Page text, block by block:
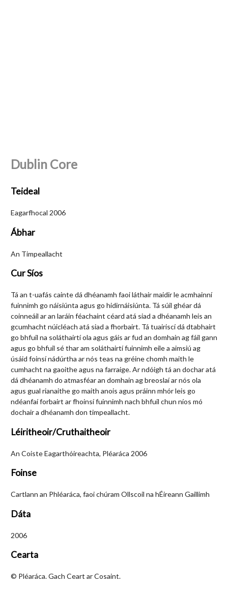
Dublin Core
Teideal
Eagarfhocal 2006
Ábhar
An Timpeallacht
Cur Síos
Tá an t-uafás cainte dá dhéanamh faoi láthair maidir le acmhainní
fuinnimh go náisiúnta agus go hidirnáisiúnta. Tá súil ghéar dá
coinneáil ar an laráin féachaint céard atá siad a dhéanamh leis an
gcumhacht núicléach atá siad a fhorbairt. Tá tuairiscí dá dtabhairt
go bhfuil na soláthairtí ola agus gáis ar fud an domhain ag fáil gann
agus go bhfuil sé thar am soláthairtí fuinnimh eile a aimsiú ag
úsáid foinsí nádúrtha ar nós teas na gréine chomh maith le
cumhacht na gaoithe agus na farraige. Ar ndóigh tá an dochar atá
dá dhéanamh do atmasféar an domhain ag breoslaí ar nós ola
agus gual rianaithe go maith anois agus práinn mhór leis go
ndéanfaí forbairt ar fhoinsí fuinnimh nach bhfuil chun níos mó
dochair a dhéanamh don timpeallacht.
Léiritheoir/Cruthaitheoir
An Coiste Eagarthóireachta, Pléaráca 2006
Foinse
Cartlann an Phléaráca, faoi chúram Ollscoil na hÉireann Gaillimh
Dáta
2006
Cearta
© Pléaráca. Gach Ceart ar Cosaint.